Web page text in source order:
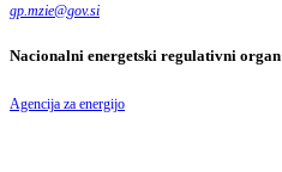
gp.mzie@gov.si
Nacionalni energetski regulativni organ
Agencija za energijo